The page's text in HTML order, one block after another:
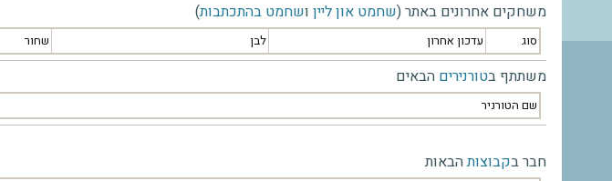
משחקים אחרונים באתר (שחמט און ליין ושחמט בהתכתבות)
סוג עדכון אחרון לבן שחור
משתתף בטורנירים הבאים
שם הטורניר
חבר בקבוצותהבאות